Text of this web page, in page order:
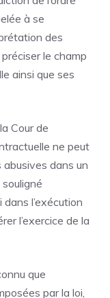
à se
des
le champ
ainsi que ses
Cour de
ne peut
dans un
l’exécution
l’exercice de la
que
par la loi,